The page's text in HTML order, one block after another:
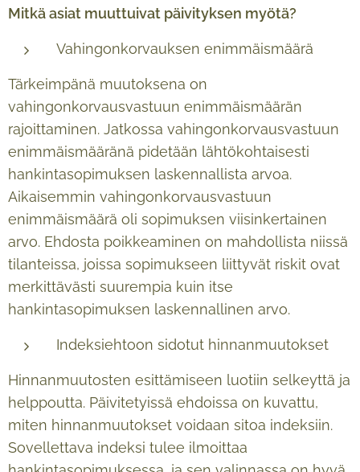
Mitkä asiat muuttuivat päivityksen myötä?
Vahingonkorvauksen enimmäismäärä
Tärkeimpänä muutoksena on
vahingonkorvausvastuun enimmäismäärän
rajoittaminen. Jatkossa vahingonkorvausvastuun
enimmäismääränä pidetään lähtökohtaisesti
hankintasopimuksen laskennallista arvoa.
Aikaisemmin vahingonkorvausvastuun
enimmäismäärä oli sopimuksen viisinkertainen
arvo. Ehdosta poikkeaminen on mahdollista niissä
tilanteissa, joissa sopimukseen liittyvät riskit ovat
merkittävästi suurempia kuin itse
hankintasopimuksen laskennallinen arvo.
Indeksiehtoon sidotut hinnanmuutokset
Hinnanmuutosten esittämiseen luotiin selkeyttä ja
helppoutta. Päivitetyissä ehdoissa on kuvattu,
miten hinnanmuutokset voidaan sitoa indeksiin.
Sovellettava indeksi tulee ilmoittaa